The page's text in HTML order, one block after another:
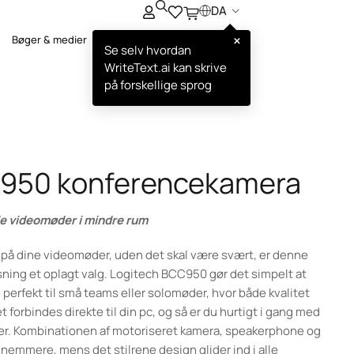
Bøger & medier
DA
×
Se selv hvordan
WriteText.ai kan skrive
på forskellige sprog
konferencekamera
videomøder i mindre rum
dine videomøder, uden det skal være svært, er denne
et oplagt valg. Logitech BCC950 gør det simpelt at
til små teams eller solomøder, hvor både kvalitet
direkte til din pc, og så er du hurtigt i gang med
Kombinationen af motoriseret kamera, speakerphone og
mens det stilrene design glider ind i alle